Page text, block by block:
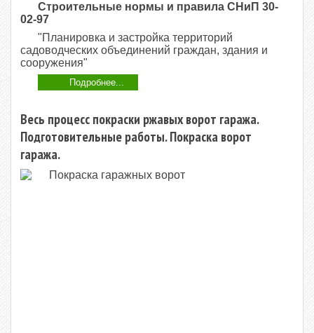
Строительные нормы и правила СНиП 30-
02-97
"Планировка и застройка территорий
садоводческих объединений граждан, здания и
сооружения"
Подробнее...
Весь процесс покраски ржавых ворот гаража.
Подготовительные работы. Покраска ворот
гаража.